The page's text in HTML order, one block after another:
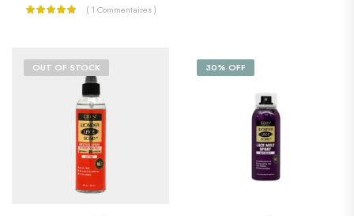
( 1 Commentaires )
OUT OF STOCK 30% OFF